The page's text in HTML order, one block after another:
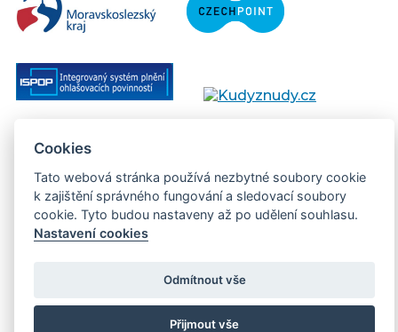
Copyright © 2013 - 2026 Městský úřad Orlová
Prohlášení přístupnosti
Created:web-evolution.cz| Webmaster:
webmaster@muor.cz
Cookies
Tato webová stránka používá nezbytné soubory cookie
k zajištění správného fungování a sledovací soubory
cookie. Tyto budou nastaveny až po udělení souhlasu.
Nastavení cookies
Odmítnout vše
Přijmout vše